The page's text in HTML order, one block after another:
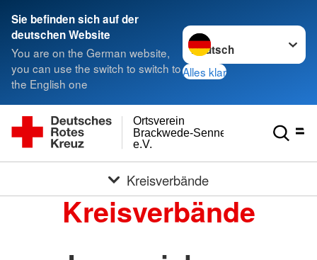
Sie befinden sich auf der
deutschen Website
You are on the German website,
you can use the switch to switch to
the English one
Sprache wechseln zu
Alles klar
e.V.
Brackwede-Senneraum
Ortsverein
Kreisverbände
Kreisverbände